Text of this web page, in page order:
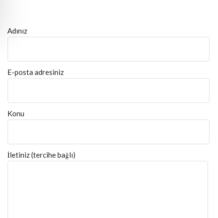
Adınız
E-posta adresiniz
Konu
İletiniz (tercihe bağlı)